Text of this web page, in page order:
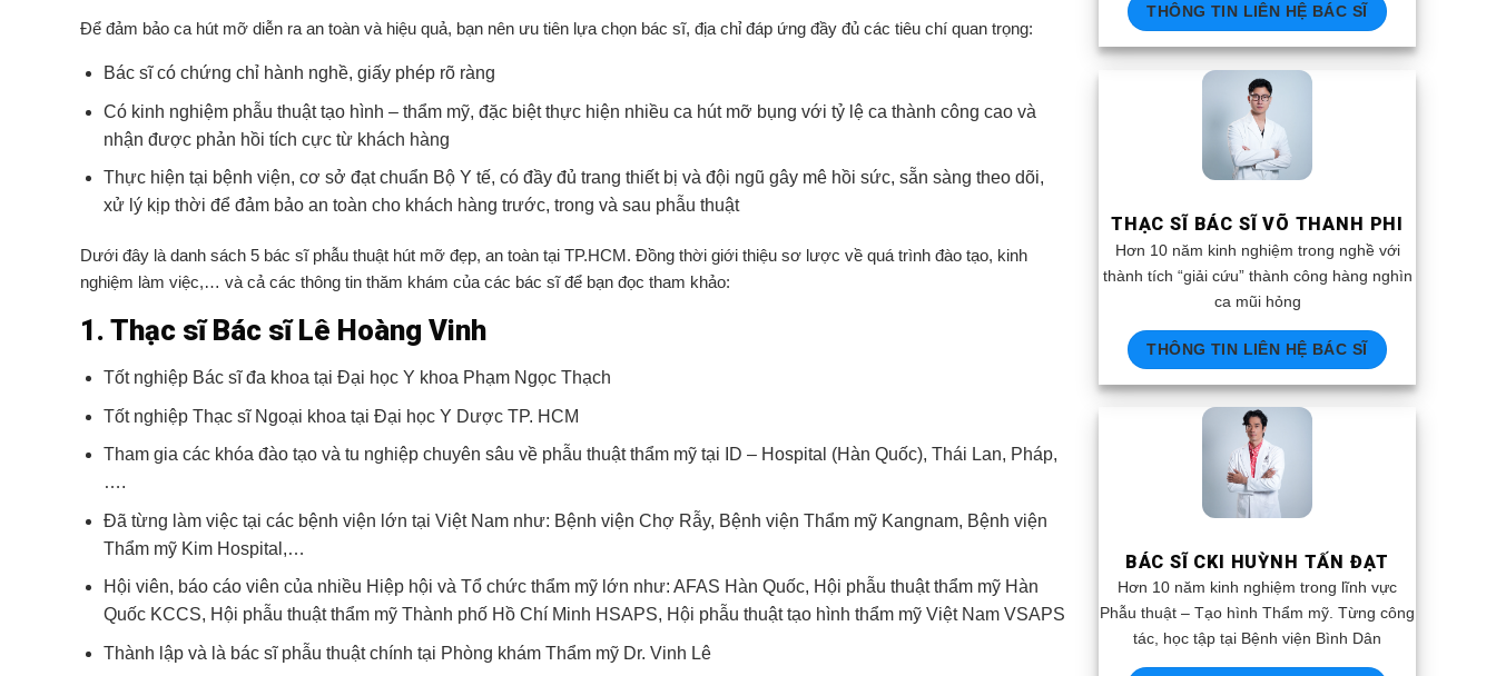
Để đảm bảo ca hút mỡ diễn ra an toàn và hiệu quả, bạn nên ưu tiên lựa chọn bác sĩ, địa chỉ đáp ứng đầy đủ các tiêu chí quan trọng:
Bác sĩ có chứng chỉ hành nghề, giấy phép rõ ràng
Có kinh nghiệm phẫu thuật tạo hình – thẩm mỹ, đặc biệt thực hiện nhiều ca hút mỡ bụng với tỷ lệ ca thành công cao và
nhận được phản hồi tích cực từ khách hàng
Thực hiện tại bệnh viện, cơ sở đạt chuẩn Bộ Y tế, có đầy đủ trang thiết bị và đội ngũ gây mê hồi sức, sẵn sàng theo dõi,
xử lý kịp thời để đảm bảo an toàn cho khách hàng trước, trong và sau phẫu thuật
Dưới đây là danh sách 5 bác sĩ phẫu thuật hút mỡ đẹp, an toàn tại TP.HCM. Đồng thời giới thiệu sơ lược về quá trình đào tạo, kinh
nghiệm làm việc,… và cả các thông tin thăm khám của các bác sĩ để bạn đọc tham khảo:
1. Thạc sĩ Bác sĩ Lê Hoàng Vinh
Tốt nghiệp Bác sĩ đa khoa tại Đại học Y khoa Phạm Ngọc Thạch
Tốt nghiệp Thạc sĩ Ngoại khoa tại Đại học Y Dược TP. HCM
Tham gia các khóa đào tạo và tu nghiệp chuyên sâu về phẫu thuật thẩm mỹ tại ID – Hospital (Hàn Quốc), Thái Lan, Pháp,
….
Đã từng làm việc tại các bệnh viện lớn tại Việt Nam như: Bệnh viện Chợ Rẫy, Bệnh viện Thẩm mỹ Kangnam, Bệnh viện
Thẩm mỹ Kim Hospital,…
Hội viên, báo cáo viên của nhiều Hiệp hội và Tổ chức thẩm mỹ lớn như: AFAS Hàn Quốc, Hội phẫu thuật thẩm mỹ Hàn
Quốc KCCS, Hội phẫu thuật thẩm mỹ Thành phố Hồ Chí Minh HSAPS, Hội phẫu thuật tạo hình thẩm mỹ Việt Nam VSAPS
Thành lập và là bác sĩ phẫu thuật chính tại Phòng khám Thẩm mỹ Dr. Vinh Lê
THÔNG TIN LIÊN HỆ BÁC SĨ
THẠC SĨ BÁC SĨ VÕ THANH PHI
Hơn 10 năm kinh nghiệm trong nghề với
thành tích “giải cứu” thành công hàng nghìn
ca mũi hỏng
THÔNG TIN LIÊN HỆ BÁC SĨ
BÁC SĨ CKI HUỲNH TẤN ĐẠT
Hơn 10 năm kinh nghiệm trong lĩnh vực
Phẫu thuật – Tạo hình Thẩm mỹ. Từng công
tác, học tập tại Bệnh viện Bình Dân